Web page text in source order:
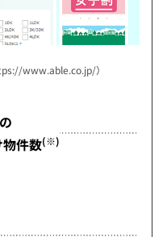
www.able.co.jp/）
件数(※)